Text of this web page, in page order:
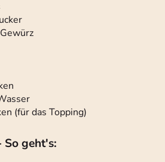
(für das Topping)
geht's: